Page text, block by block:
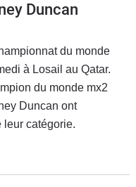
Duncan
du monde
à Losail au Qatar.
du monde mx2
Duncan ont
leur catégorie.